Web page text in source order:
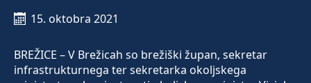
15. oktobra 2021
BREŽICE – V Brežicah so brežiški župan, sekretar
infrastrukturnega ter sekretarka okoljskega